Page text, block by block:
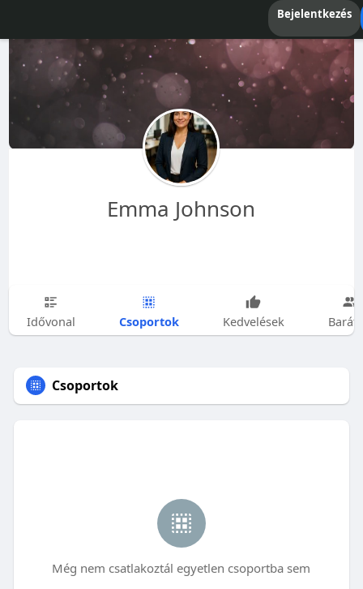
Bejelentkezés
Emma Johnson
Idővonal Csoportok Kedvelések
Csoportok
Még nem csatlakoztál egyetlen csoportba sem